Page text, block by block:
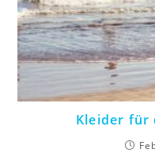
Kleider für